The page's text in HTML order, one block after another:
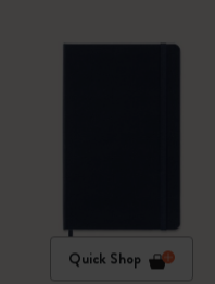
Quick Shop